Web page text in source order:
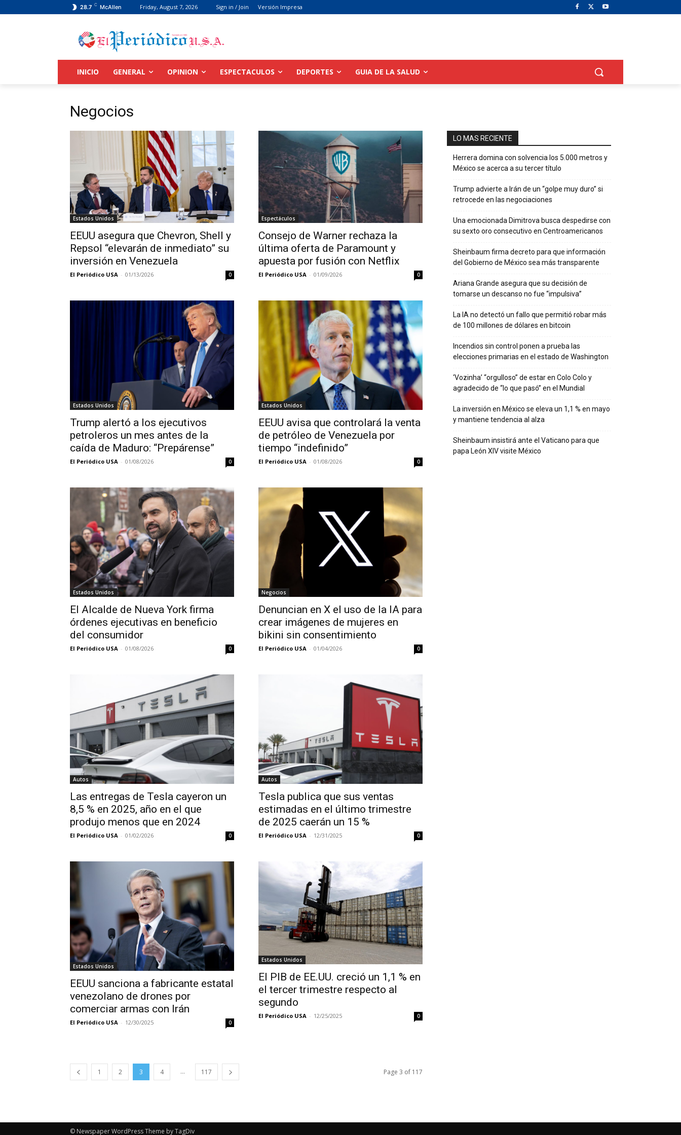
28.7 C McAllen Friday, August 7, 2026 Sign in / Join Versión Impresa
INICIO GENERAL OPINION ESPECTACULOS DEPORTES GUIA DE LA SALUD
Negocios
Estados Unidos
EEUU asegura que Chevron, Shell y
Repsol “elevarán de inmediato” su
inversión en Venezuela
El Periódico USA - 01/13/2026 0
Espectáculos
Consejo de Warner rechaza la
última oferta de Paramount y
apuesta por fusión con Netflix
El Periódico USA - 01/09/2026 0
Estados Unidos
Trump alertó a los ejecutivos
petroleros un mes antes de la
caída de Maduro: “Prepárense”
El Periódico USA - 01/08/2026 0
Estados Unidos
EEUU avisa que controlará la venta
de petróleo de Venezuela por
tiempo “indefinido”
El Periódico USA - 01/08/2026 0
Estados Unidos
El Alcalde de Nueva York firma
órdenes ejecutivas en beneficio
del consumidor
El Periódico USA - 01/08/2026 0
Negocios
Denuncian en X el uso de la IA para
crear imágenes de mujeres en
bikini sin consentimiento
El Periódico USA - 01/04/2026 0
Autos
Las entregas de Tesla cayeron un
8,5 % en 2025, año en el que
produjo menos que en 2024
El Periódico USA - 01/02/2026 0
Autos
Tesla publica que sus ventas
estimadas en el último trimestre
de 2025 caerán un 15 %
El Periódico USA - 12/31/2025 0
Estados Unidos
EEUU sanciona a fabricante estatal
venezolano de drones por
comerciar armas con Irán
El Periódico USA - 12/30/2025 0
Estados Unidos
El PIB de EE.UU. creció un 1,1 % en
el tercer trimestre respecto al
segundo
El Periódico USA - 12/25/2025 0
1 2 3 4 ... 117 Page 3 of 117
LO MAS RECIENTE
Herrera domina con solvencia los 5.000 metros y
México se acerca a su tercer título
Trump advierte a Irán de un “golpe muy duro” si
retrocede en las negociaciones
Una emocionada Dimitrova busca despedirse con
su sexto oro consecutivo en Centroamericanos
Sheinbaum firma decreto para que información
del Gobierno de México sea más transparente
Ariana Grande asegura que su decisión de
tomarse un descanso no fue “impulsiva”
La IA no detectó un fallo que permitió robar más
de 100 millones de dólares en bitcoin
Incendios sin control ponen a prueba las
elecciones primarias en el estado de Washington
‘Vozinha’ “orgulloso” de estar en Colo Colo y
agradecido de “lo que pasó” en el Mundial
La inversión en México se eleva un 1,1 % en mayo
y mantiene tendencia al alza
Sheinbaum insistirá ante el Vaticano para que
papa León XIV visite México
© Newspaper WordPress Theme by TagDiv